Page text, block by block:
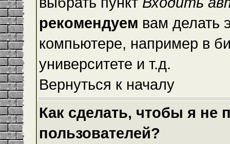
рекомендуем вам делать
компьютере, например в
университете и т.д.
Вернуться к началу
Как сделать, чтобы я не
пользователей?